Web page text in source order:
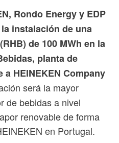
Rondo Energy y EDP
instalación de una
de 100 MWh en la
planta de
HEINEKEN Company
será la mayor
de bebidas a nivel
renovable de forma
en Portugal.